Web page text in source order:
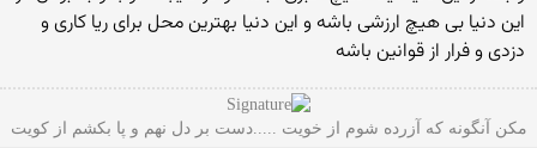
این دنیا بی هیچ ارزشی باشه و این دنیا بهترین محل برای ریا کاری و
دزدی و فرار از قوانین باشه
مکن آنگونه که آزرده شوم از خویت .....دست بر دل نهم و پا بکشم از کویت